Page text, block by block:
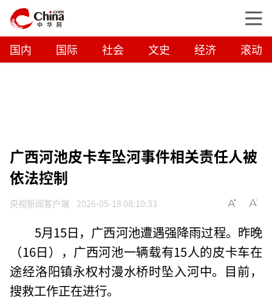
国内 国际 社会 文史 经济 滚动
广西河池皮卡车坠河事件相关责任人被
依法控制
央视新闻客户端 2026-05-18 08:10:33
5月15日，广西河池遭遇强降雨过程。昨晚
（16日），广西河池一辆载有15人的皮卡车在
途经洛阳镇永权村漫水桥时坠入河中。目前，
搜救工作正在进行。